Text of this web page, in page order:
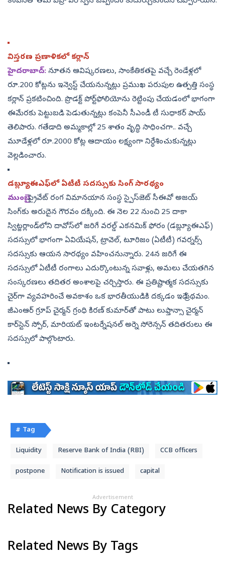
విస్తరణ ప్రణాళికలో కర్లాన్‌
హైదరాబాద్‌: నూతన ఆవిష్కరణలు, సాంకేతికతపై వచ్చే రెండేళ్లలో
రూ.200 కోట్లను ఇన్వెస్ట్‌ చేయనున్నట్లు ప్రముఖ పరుపుల ఉత్పత్తి సంస్థ
కర్లాన్‌ ప్రకటించింది. ప్రొడక్ట్‌ పోర్ట్‌ఫోలియోను రెట్టింపు చేయడంలో భాగంగా
ఈమేరకు పెట్టుబడి పెడుతున్నట్లు కంపెనీ సీఎండీ టీ సుధాకర్‌ పాయ్‌
తెలిపారు. గతేడాది అమ్మకాల్లో 25 శాతం వృద్ధి సాధించగా.. వచ్చే
మూడేళ్లలో రూ.2000 కోట్ల ఆదాయం లక్ష్యంగా నిర్ధేశించుకున్నట్లు
వెల్లడించారు.
డబ్ల్యూఈఎఫ్‌లో ఏటీటీ సదస్సుకు సింగ్‌ సారథ్యం
ముంబై:ప్రైవేట్‌ రంగ విమానయాన సంస్థ స్పైస్‌జెట్‌ సీఈవో అజయ్‌
సింగ్‌కు అరుదైన గౌరవం దక్కింది. ఈ నెల 22 నుంచి 25 దాకా
స్విట్జర్లాండ్‌లోని దావోస్‌లో జరిగే వరల్డ్‌ ఎకనమిక్‌ ఫోరం (డబ్ల్యూఈఎఫ్‌)
సదస్సులో భాగంగా ఏవియేషన్, ట్రావెల్, టూరిజం (ఏటీటీ) గవర్నర్స్‌
సదస్సుకు ఆయన సారథ్యం వహించనున్నారు. 24న జరిగే ఈ
సదస్సులో ఏటీటీ రంగాలు ఎదుర్కొంటున్న సవాళ్లు, అమలు చేయతగిన
సంస్కరణలు తదితర అంశాలపై చర్చిస్తారు. ఈ ప్రతిష్టాత్మక సదస్సుకు
చైర్‌గా వ్యవహరించే అవకాశం ఒక భారతీయుడికి దక్కడం ఇదే ప్రథమం.
జీఎంఆర్‌ గ్రూప్‌ చైర్మన్‌ గ్రంధి కిరణ్‌ కుమార్‌తో పాటు లుఫ్తాన్సా చైర్మన్‌
కార్‌స్టెన్‌ స్పోర్, మారియట్‌ ఇంటర్నేషనల్‌ అర్నె సోరెన్సన్‌ తదితరులు ఈ
సదస్సులో పాల్గొంటారు.
# Tag
Liquidity Reserve Bank of India (RBI) CCB officers
postpone Notification is issued capital
Advertisement
Related News By Category
Related News By Tags